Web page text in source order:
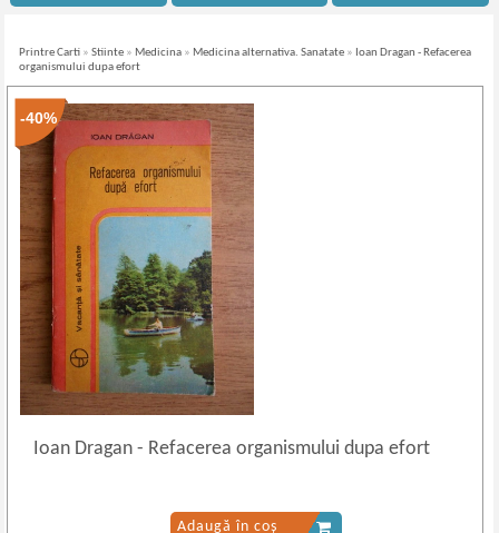
Printre Carti »Stiinte » Medicina » Medicina alternativa. Sanatate » Ioan Dragan - Refacerea
organismului dupa efort
-40%
Ioan Dragan- Refacerea organismului dupa efort
Adaugă în coș